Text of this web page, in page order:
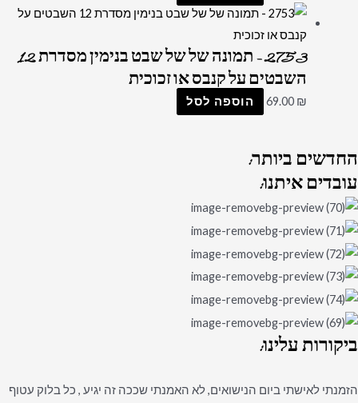
2753 – תמונה של של שבט בנימין מסדרת 12
השבטים על קנבס או זכוכית
69.00 ₪ הוספה לסל
החדשיםביותר:
עובדיםאיתנו:
ביקורותעלינו:
הזמנתי לאישתי ביום הנישואים, לא האמנתי שככה זה יגיע , כל בלוק עטוף